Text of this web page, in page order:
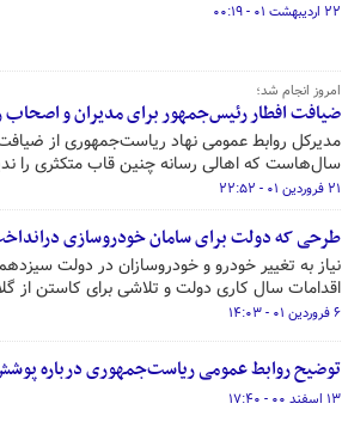
۲۲ اردیبهشت ۰۱ - ۰۰:۱۹
امروز انجام شد؛
ضیافت افطار رئیس‌جمهور برای مدیران و اصحاب
مدیرکل روابط عمومی نهاد ریاست‌جمهوری از
سال‌هاست که اهالی رسانه چنین قاب متکثری را
۲۱ فروردین ۰۱ - ۲۲:۵۲
طرحی که دولت برای سامان خودروسازی
نیاز به تغییر خودرو و خودروسازان در دولت
اقدامات سال کاری دولت و تلاشی برای کاستن از
۶ فروردین ۰۱ - ۱۴:۰۳
توضیح روابط عمومی ریاست‌جمهوری درباره
۱۳ اسفند ۰۰ - ۱۷:۴۰